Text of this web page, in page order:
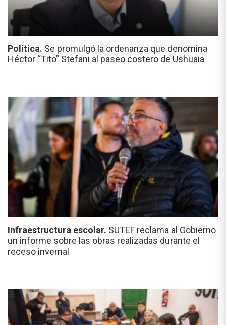
Política. Se promulgó la ordenanza que denomina
Héctor “Tito” Stefani al paseo costero de Ushuaia
Infraestructura escolar. SUTEF reclama al Gobierno
un informe sobre las obras realizadas durante el
receso invernal